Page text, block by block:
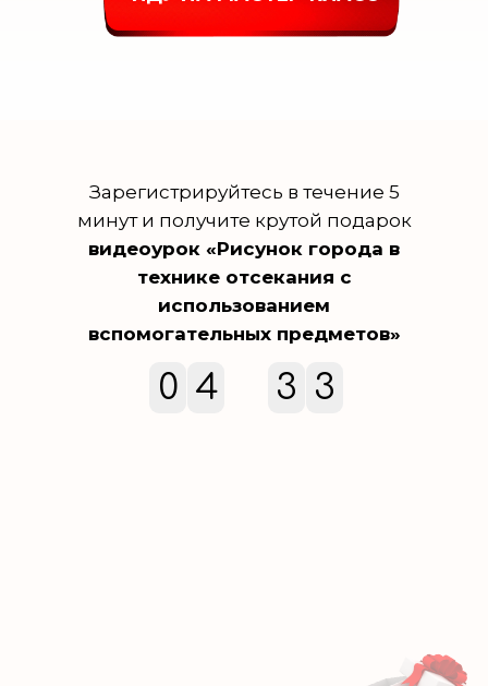
Зарегистрируйтесь в течение 5
минут и получите крутой подарок
видеоурок «Рисунок города в
технике отсекания с
использованием
вспомогательных предметов»
0 4 3 2